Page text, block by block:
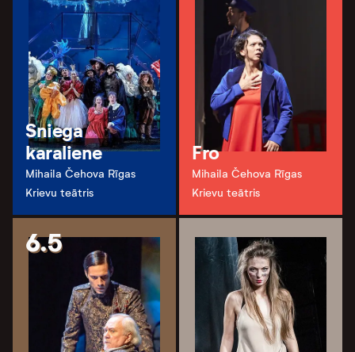
Sniega
karaliene
Mihaila Čehova Rīgas
Krievu teātris
Fro
Mihaila Čehova Rīgas
Krievu teātris
6.5